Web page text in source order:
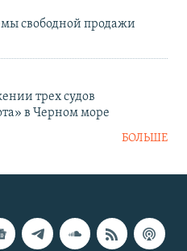
свободной продажи
трех судов
в Черном море
БОЛЬШЕ